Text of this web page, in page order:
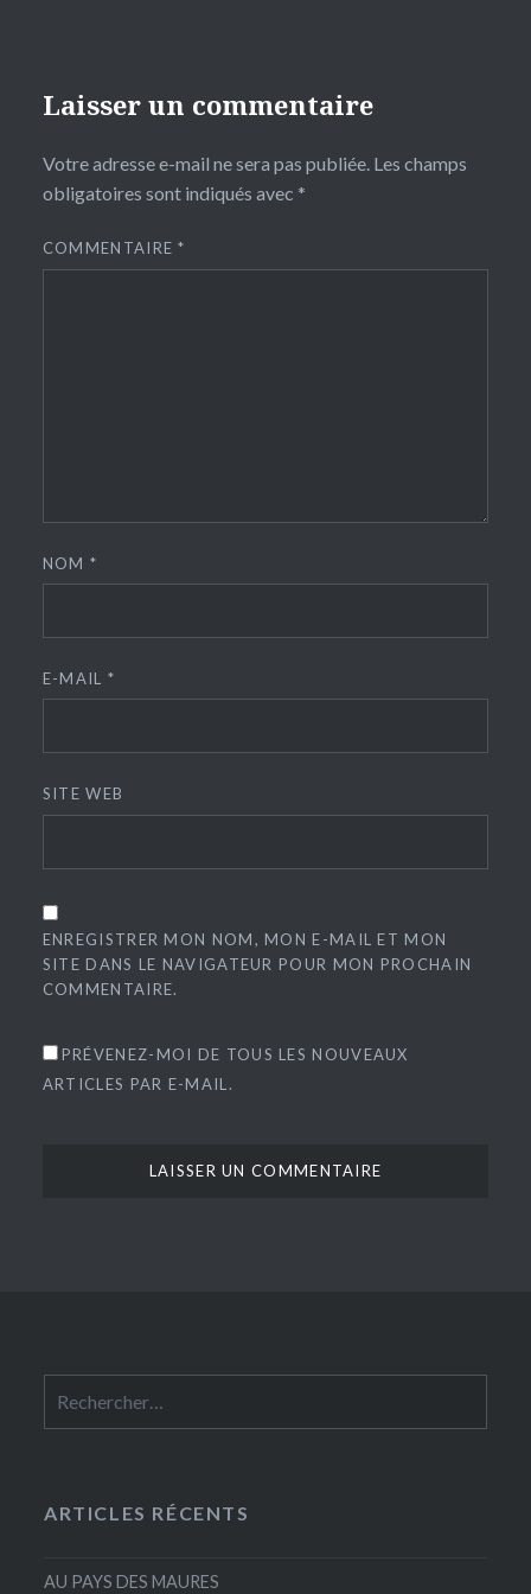
Laisser un commentaire
Votre adresse e-mail ne sera pas publiée. Les champs
obligatoires sont indiqués avec *
COMMENTAIRE*
NOM*
E-MAIL *
SITE WEB
ENREGISTRER MON NOM, MON E-MAIL ET MON
SITE DANS LE NAVIGATEUR POUR MON PROCHAIN
COMMENTAIRE.
PRÉVENEZ-MOI DE TOUS LES NOUVEAUX
ARTICLES PAR E-MAIL.
ARTICLES RÉCENTS
AU PAYS DES MAURES